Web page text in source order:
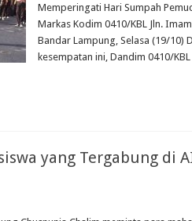
Memperingati Hari Sumpah
Markas Kodim 0410/KBL Jln.
Bandar Lampung, Selasa (19/10)
kesempatan ini, Dandim 0410/
yang Tergabung di